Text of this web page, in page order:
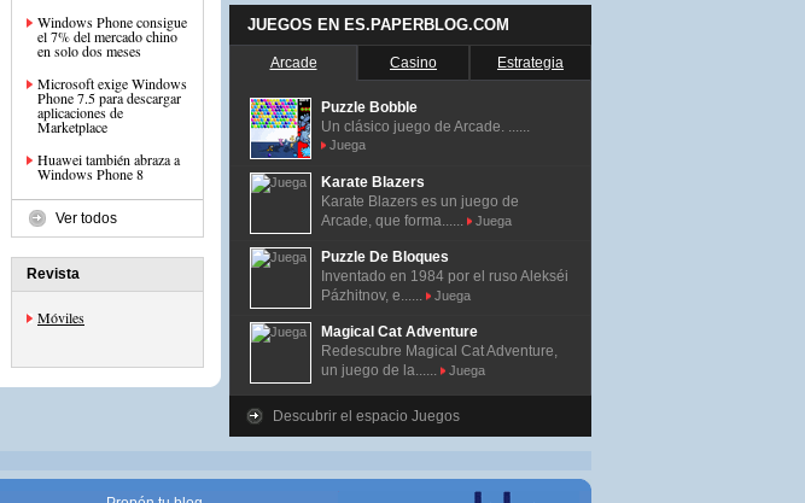
Windows Phone consigue
el 7% del mercado chino
en solo dos meses
Microsoft exige Windows
Phone 7.5 para descargar
aplicaciones de
Marketplace
Huawei también abraza a
Windows Phone 8
Ver todos
Revista
Móviles
JUEGOS EN ES.PAPERBLOG.COM
Arcade Casino Estrategia
Puzzle Bobble
Un clásico juego de Arcade. ......
Juega
Karate Blazers
Karate Blazers es un juego de
Arcade, que forma......
Juega
Puzzle De Bloques
Inventado en 1984 por el ruso Alekséi
Pázhitnov, e......
Juega
Magical Cat Adventure
Redescubre Magical Cat Adventure,
un juego de la......
Juega
Descubrir el espacio Juegos